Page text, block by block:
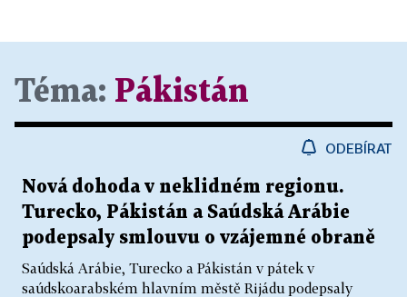
Téma: Pákistán
ODEBÍRAT
Nová dohoda v neklidném regionu.
Turecko, Pákistán a Saúdská Arábie
podepsaly smlouvu o vzájemné obraně
Saúdská Arábie, Turecko a Pákistán v pátek v
saúdskoarabském hlavním městě Rijádu podepsaly